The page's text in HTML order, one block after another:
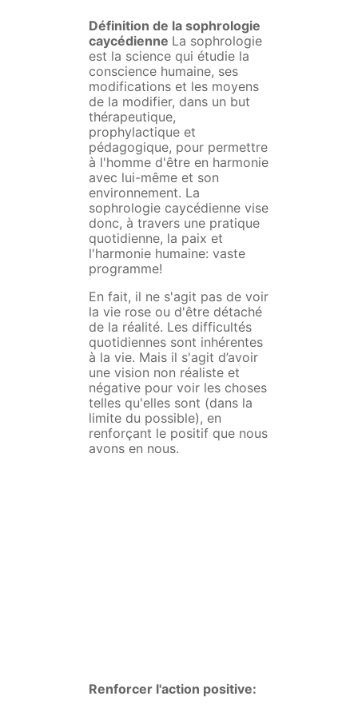
Définition de la sophrologie
caycédienne La sophrologie
est la science qui étudie la
conscience humaine, ses
modifications et les moyens
de la modifier, dans un but
thérapeutique,
prophylactique et
pédagogique, pour permettre
à l'homme d'être en harmonie
avec lui-même et son
environnement. La
sophrologie caycédienne vise
donc, à travers une pratique
quotidienne, la paix et
l'harmonie humaine: vaste
programme!
En fait, il ne s'agit pas de voir
la vie rose ou d'être détaché
de la réalité. Les difficultés
quotidiennes sont inhérentes
à la vie. Mais il s'agit d’avoir
une vision non réaliste et
négative pour voir les choses
telles qu'elles sont (dans la
limite du possible), en
renforçant le positif que nous
avons en nous.
Renforcer l'action positive: